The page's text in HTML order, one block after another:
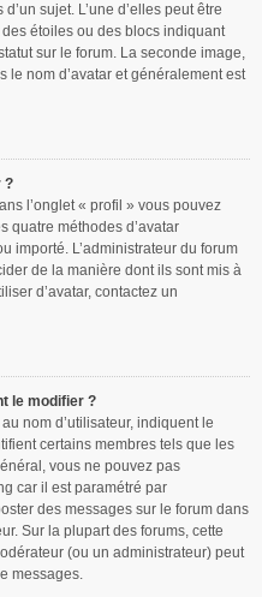
sujet. L’une d’elles peut être
étoiles ou des blocs indiquant
sur le forum. La seconde image,
le nom d’avatar et généralement est
?
l’onglet « profil » vous pouvez
quatre méthodes d’avatar
importé. L’administrateur du forum
de la manière dont ils sont mis à
d’avatar, contactez un
le modifier ?
nom d’utilisateur, indiquent le
certains membres tels que les
vous ne pouvez pas
car il est paramétré par
des messages sur le forum dans
Sur la plupart des forums, cette
(ou un administrateur) peut
messages.